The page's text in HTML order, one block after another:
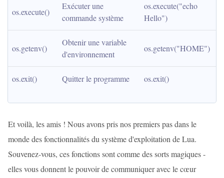
os.execute()
Exécuter une
commande système
os.execute("echo
Hello")
os.getenv()
Obtenir une variable
d'environnement
os.getenv("HOME")
os.exit() Quitter le programme os.exit()
Et voilà, les amis ! Nous avons pris nos premiers pas dans le
monde des fonctionnalités du système d'exploitation de Lua.
Souvenez-vous, ces fonctions sont comme des sorts magiques -
elles vous donnent le pouvoir de communiquer avec le cœur